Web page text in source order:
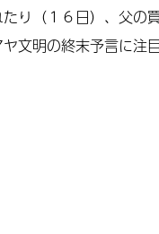
り（１６日）、父の
文明の終末予言に注